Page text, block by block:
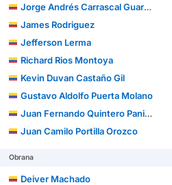
Jorge Andrés Carrascal Guardo
James Rodriguez
Jefferson Lerma
Richard Rios Montoya
Kevin Duvan Castaño Gil
Gustavo Aldolfo Puerta Molano
Juan Fernando Quintero Paniagua
Juan Camilo Portilla Orozco
Obrana
Deiver Machado